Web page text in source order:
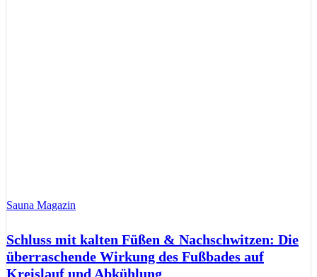
Sauna Magazin
Schluss mit kalten Füßen & Nachschwitzen: Die
überraschende Wirkung des Fußbades auf
Kreislauf und Abkühlung